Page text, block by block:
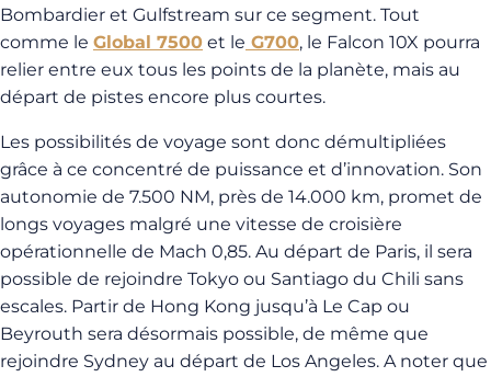
Bombardier et Gulfstream sur ce segment. Tout
comme le Global 7500 et le G700, le Falcon 10X pourra
relier entre eux tous les points de la planète, mais au
départ de pistes encore plus courtes.
Les possibilités de voyage sont donc démultipliées
grâce à ce concentré de puissance et d’innovation. Son
autonomie de 7.500 NM, près de 14.000 km, promet de
longs voyages malgré une vitesse de croisière
opérationnelle de Mach 0,85. Au départ de Paris, il sera
possible de rejoindre Tokyo ou Santiago du Chili sans
escales. Partir de Hong Kong jusqu’à Le Cap ou
Beyrouth sera désormais possible, de même que
rejoindre Sydney au départ de Los Angeles. A noter que